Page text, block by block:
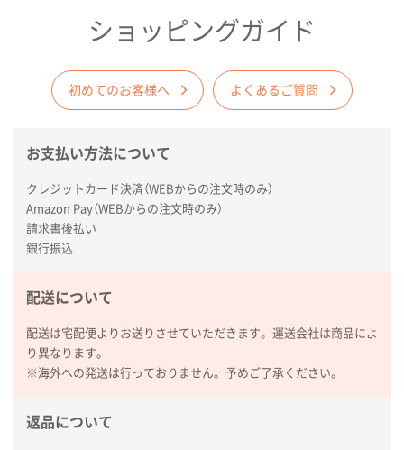
コットンバッグM(B4対応)
200枚
2026年01月29日 11:46
商品情報の正確な記載、スムーズなシステム対応
広島県(社様
枚
2026年01月27日 13:12
毎年注文しており、信頼できるから。出来上がりも満
熊本県S社様
ぺんてる ビクーニャフィール1000枚
2026年01月26日 15:45
印刷範囲が広かったから、取扱商品
新潟県R社様
ショッピングガイド
初めてのお客様へ よくあるご質問
お支払い方法について
クレジットカード決済（WEBからの注文時のみ）
Amazon Pay（WEBからの注文時のみ）
請求書後払い
銀行振込
配送について
配送は宅配便よりお送りさせていただきます。運送会社は商品によ
り異なります。
※海外への発送は行っておりません。予めご了承ください。
返品について